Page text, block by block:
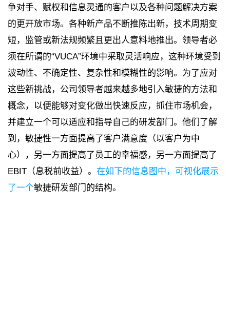
争对手、赋权和信息灵通的客户以及各种问题解决方案
的更开放市场。各种新产品不断推陈出新，技术周期变
短，监管或新法规频繁且更出人意料地推出。领导者必
须在所谓的“VUCA”环境中采取灵活响应，这种环境受到
波动性、不确定性、复杂性和模糊性的影响。为了应对
这些新挑战，公司领导者越来越多地引入敏捷的方法和
概念，以便能够对变化做出快速反应，抓住市场机会，
并建立一个可以适应和指导自己的研发部门。他们了解
到，敏捷性一方面提高了客户满意度（以客户为中
心），另一方面提高了员工的幸福感，另一方面提高了
EBIT（息税前收益）。 在如下的信息图中，可视化展示
了一个敏捷研发部门的结构。